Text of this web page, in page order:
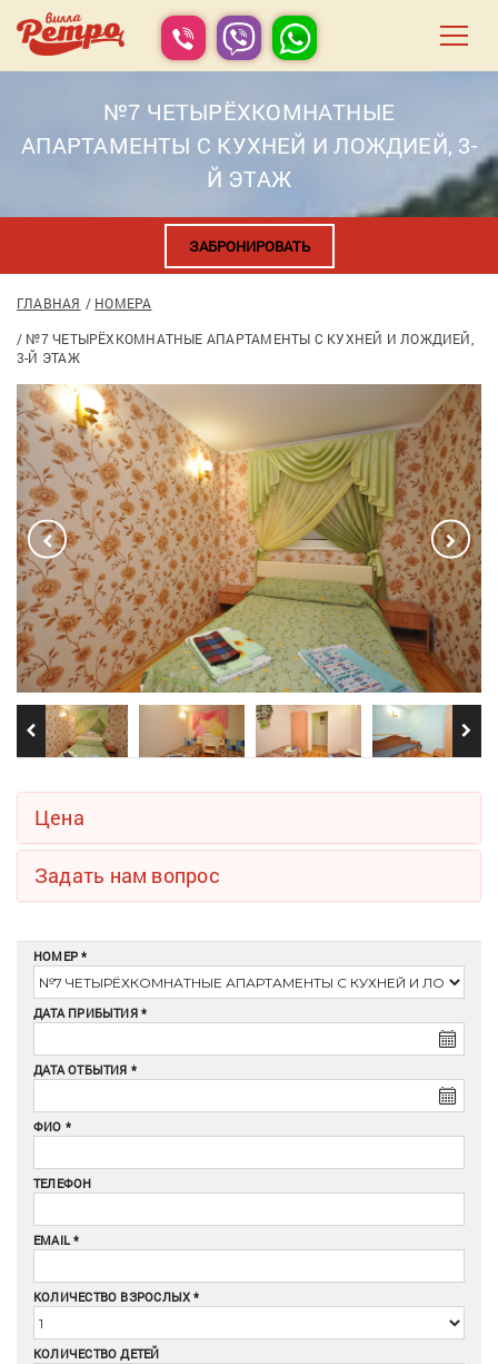
№7 ЧЕТЫРЁХКОМНАТНЫЕ
АПАРТАМЕНТЫ С КУХНЕЙ И ЛОЖДИЕЙ, 3-
Й ЭТАЖ
ЗАБРОНИРОВАТЬ
ГЛАВНАЯ
НОМЕРА
№7 ЧЕТЫРЁХКОМНАТНЫЕ АПАРТАМЕНТЫ С КУХНЕЙ И ЛОЖДИЕЙ,
3-Й ЭТАЖ
Цена
Задать нам вопрос
НОМЕР
ДАТА ПРИБЫТИЯ
ДАТА ОТБЫТИЯ
ФИО
ТЕЛЕФОН
EMAIL
КОЛИЧЕСТВО ВЗРОСЛЫХ
КОЛИЧЕСТВО ДЕТЕЙ